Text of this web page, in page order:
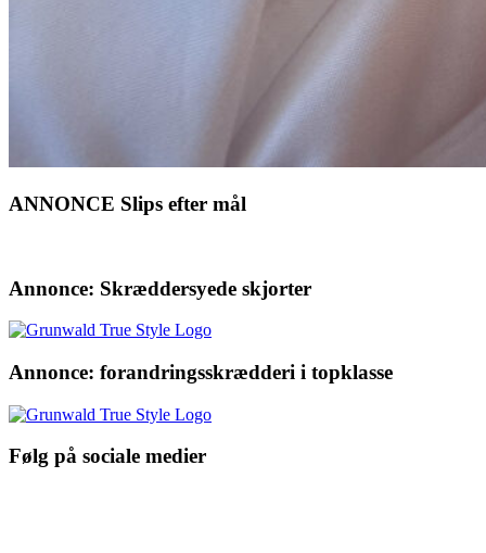
ANNONCE Slips efter mål
Annonce: Skræddersyede skjorter
Annonce: forandringsskrædderi i topklasse
Følg på sociale medier